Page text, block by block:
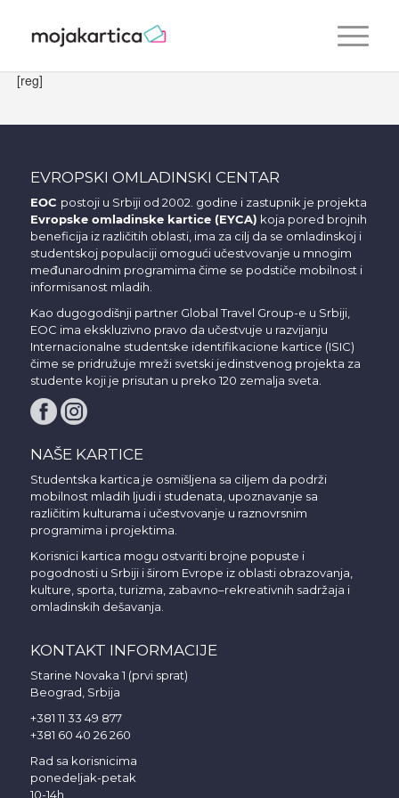
[reg]
EVROPSKI OMLADINSKI CENTAR
EOC postoji u Srbiji od 2002. godine i zastupnik je projekta
Evropske omladinske kartice (EYCA) koja pored brojnih
beneficija iz različitih oblasti, ima za cilj da se omladinskoj i
studentskoj populaciji omogući učestvovanje u mnogim
međunarodnim programima čime se podstiče mobilnost i
informisanost mladih.
Kao dugogodišnji partner Global Travel Group-e u Srbiji,
EOC ima ekskluzivno pravo da učestvuje u razvijanju
Internacionalne studentske identifikacione kartice (ISIC)
čime se pridružuje mreži svetski jedinstvenog projekta za
studente koji je prisutan u preko 120 zemalja sveta.
NAŠE KARTICE
Studentska kartica je osmišljena sa ciljem da podrži
mobilnost mladih ljudi i studenata, upoznavanje sa
različitim kulturama i učestvovanje u raznovrsnim
programima i projektima.
Korisnici kartica mogu ostvariti brojne popuste i
pogodnosti u Srbiji i širom Evrope iz oblasti obrazovanja,
kulture, sporta, turizma, zabavno–rekreativnih sadržaja i
omladinskih dešavanja.
KONTAKT INFORMACIJE
Starine Novaka 1 (prvi sprat)
Beograd, Srbija
+381 11 33 49 877
+381 60 40 26 260
Rad sa korisnicima
ponedeljak-petak
10-14h